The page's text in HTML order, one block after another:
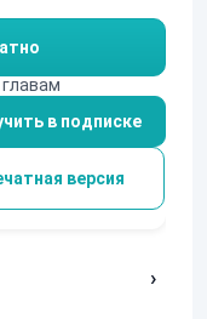
разума. Однако
неожиданные
утром его
вдруг засверкала
движком,
в подписке
версия